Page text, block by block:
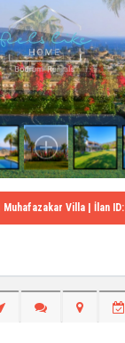
| Muhafazakar Villa | İlan ID: